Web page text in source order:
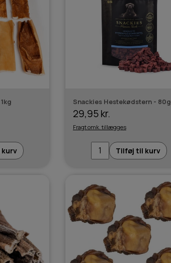
Snackies Hestekødstern - 80g
29,95 kr.
Fragt omk. tillægges
Tilføj til kurv